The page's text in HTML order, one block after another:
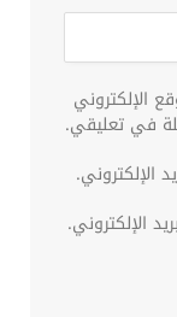
الإلكتروني
في تعليقي.
الإلكتروني.
الإلكتروني.